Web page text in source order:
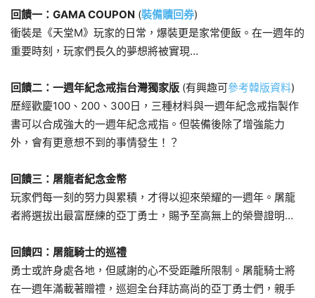
回饋一：GAMA COUPON (裝備贖回券)
衝裝是《天堂M》玩家的日常，爆裝更是家常便飯。在一週年的
重要時刻，玩家們長久的夢想將被實現…
回饋二：一週年紀念戒指台灣獨家版 (有興趣可參考韓版資料)
歷經歡慶100、200、300日，三種材料與一週年紀念戒指製作
書可以合成強大的一週年紀念戒指。但裝備後除了增強能力
外，會有更意想不到的事情發生！？
回饋三：屠龍者紀念金幣
玩家們每一刻的努力與累積，才得以迎來榮耀的一週年。屠龍
者將選拔出最富歷練的亞丁勇士，賜予至高無上的榮譽證明…
回饋四：屠龍騎士的巡禮
勇士或許身處各地，但感謝的心不受距離所限制。屠龍騎士將
在一週年滿載著贈禮，巡迴全台拜訪高尚的亞丁勇士們，親手